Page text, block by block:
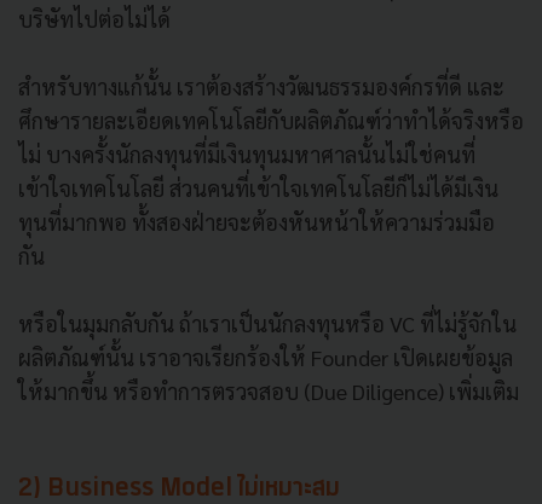
บริษัทไปต่อไม่ได้
สำหรับทางแก้นั้น เราต้องสร้างวัฒนธรรมองค์กรที่ดี และ
ศึกษารายละเอียดเทคโนโลยีกับผลิตภัณฑ์ว่าทำได้จริงหรือ
ไม่ บางครั้งนักลงทุนที่มีเงินทุนมหาศาลนั้นไม่ใช่คนที่
เข้าใจเทคโนโลยี ส่วนคนที่เข้าใจเทคโนโลยีก็ไม่ได้มีเงิน
ทุนที่มากพอ ทั้งสองฝ่ายจะต้องหันหน้าให้ความร่วมมือ
กัน
หรือในมุมกลับกัน ถ้าเราเป็นนักลงทุนหรือ VC ที่ไม่รู้จักใน
ผลิตภัณฑ์นั้น เราอาจเรียกร้องให้ Founder เปิดเผยข้อมูล
ให้มากขึ้น หรือทำการตรวจสอบ (Due Diligence) เพิ่มเติม
2) Business Model ไม่เหมาะสม